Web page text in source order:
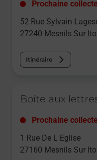
Prochaine
52 Rue Sylvain
27240 Mesnils Sur
Itinéraire
Boîte aux
Prochaine
1 Rue De L Eglise
27160 Mesnils Sur